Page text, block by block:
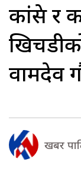
कांग्रेस र
वामदेव
खबर